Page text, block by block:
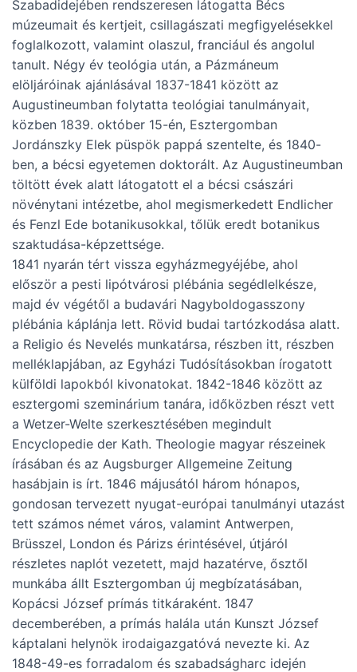
Szabadidejében rendszeresen látogatta Bécs
múzeumait és kertjeit, csillagászati megfigyelésekkel
foglalkozott, valamint olaszul, franciául és angolul
tanult. Négy év teológia után, a Pázmáneum
elöljáróinak ajánlásával 1837-1841 között az
Augustineumban folytatta teológiai tanulmányait,
közben 1839. október 15-én, Esztergomban
Jordánszky Elek püspök pappá szentelte, és 1840-
ben, a bécsi egyetemen doktorált. Az Augustineumban
töltött évek alatt látogatott el a bécsi császári
növénytani intézetbe, ahol megismerkedett Endlicher
és Fenzl Ede botanikusokkal, tőlük eredt botanikus
szaktudása-képzettsége.
1841 nyarán tért vissza egyházmegyéjébe, ahol
először a pesti lipótvárosi plébánia segédlelkésze,
majd év végétől a budavári Nagyboldogasszony
plébánia káplánja lett. Rövid budai tartózkodása alatt.
a Religio és Nevelés munkatársa, részben itt, részben
melléklapjában, az Egyházi Tudósításokban írogatott
külföldi lapokból kivonatokat. 1842-1846 között az
esztergomi szeminárium tanára, időközben részt vett
a Wetzer-Welte szerkesztésében megindult
Encyclopedie der Kath. Theologie magyar részeinek
írásában és az Augsburger Allgemeine Zeitung
hasábjain is írt. 1846 májusától három hónapos,
gondosan tervezett nyugat-európai tanulmányi utazást
tett számos német város, valamint Antwerpen,
Brüsszel, London és Párizs érintésével, útjáról
részletes naplót vezetett, majd hazatérve, ősztől
munkába állt Esztergomban új megbízatásában,
Kopácsi József prímás titkáraként. 1847
decemberében, a prímás halála után Kunszt József
káptalani helynök irodaigazgatóvá nevezte ki. Az
1848-49-es forradalom és szabadságharc idején